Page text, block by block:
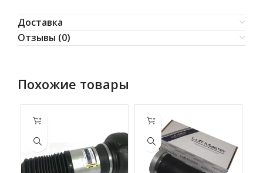
Доставка
Отзывы (0)
Похожие товары